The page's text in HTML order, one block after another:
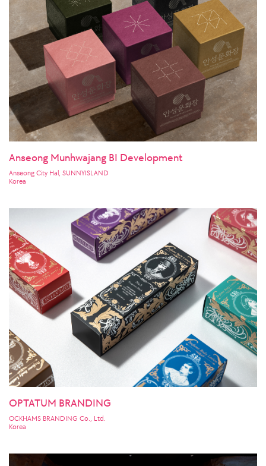
Anseong Munhwajang BI Development
Anseong City Hal, SUNNYISLAND
Korea
OPTATUM BRANDING
OCKHAMS BRANDING Co., Ltd.
Korea